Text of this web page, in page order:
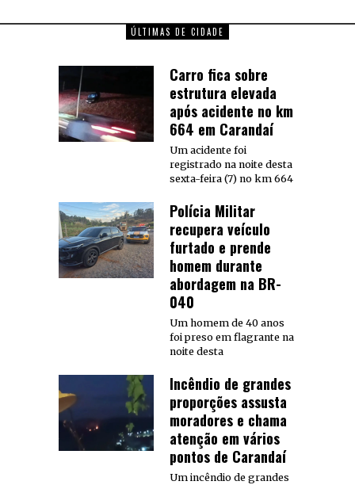
ÚLTIMAS DE CIDADE
Carro fica sobre
estrutura elevada
após acidente no km
664 em Carandaí
Um acidente foi
registrado na noite desta
sexta-feira (7) no km 664
Polícia Militar
recupera veículo
furtado e prende
homem durante
abordagem na BR-
040
Um homem de 40 anos
foi preso em flagrante na
noite desta
Incêndio de grandes
proporções assusta
moradores e chama
atenção em vários
pontos de Carandaí
Um incêndio de grandes